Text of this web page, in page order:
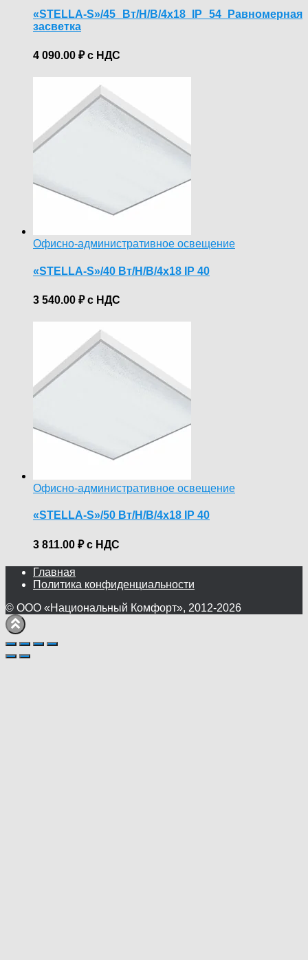
«STELLA-S»/45 Вт/Н/В/4х18 IP 54 Равномерная
засветка
4 090.00 ₽с НДС
Офисно-административное освещение
«STELLA-S»/40 Вт/Н/В/4х18 IP 40
3 540.00 ₽с НДС
Офисно-административное освещение
«STELLA-S»/50 Вт/Н/В/4х18 IP 40
3 811.00 ₽с НДС
Главная
Политика конфиденциальности
© ООО «Национальный Комфорт», 2012-2026